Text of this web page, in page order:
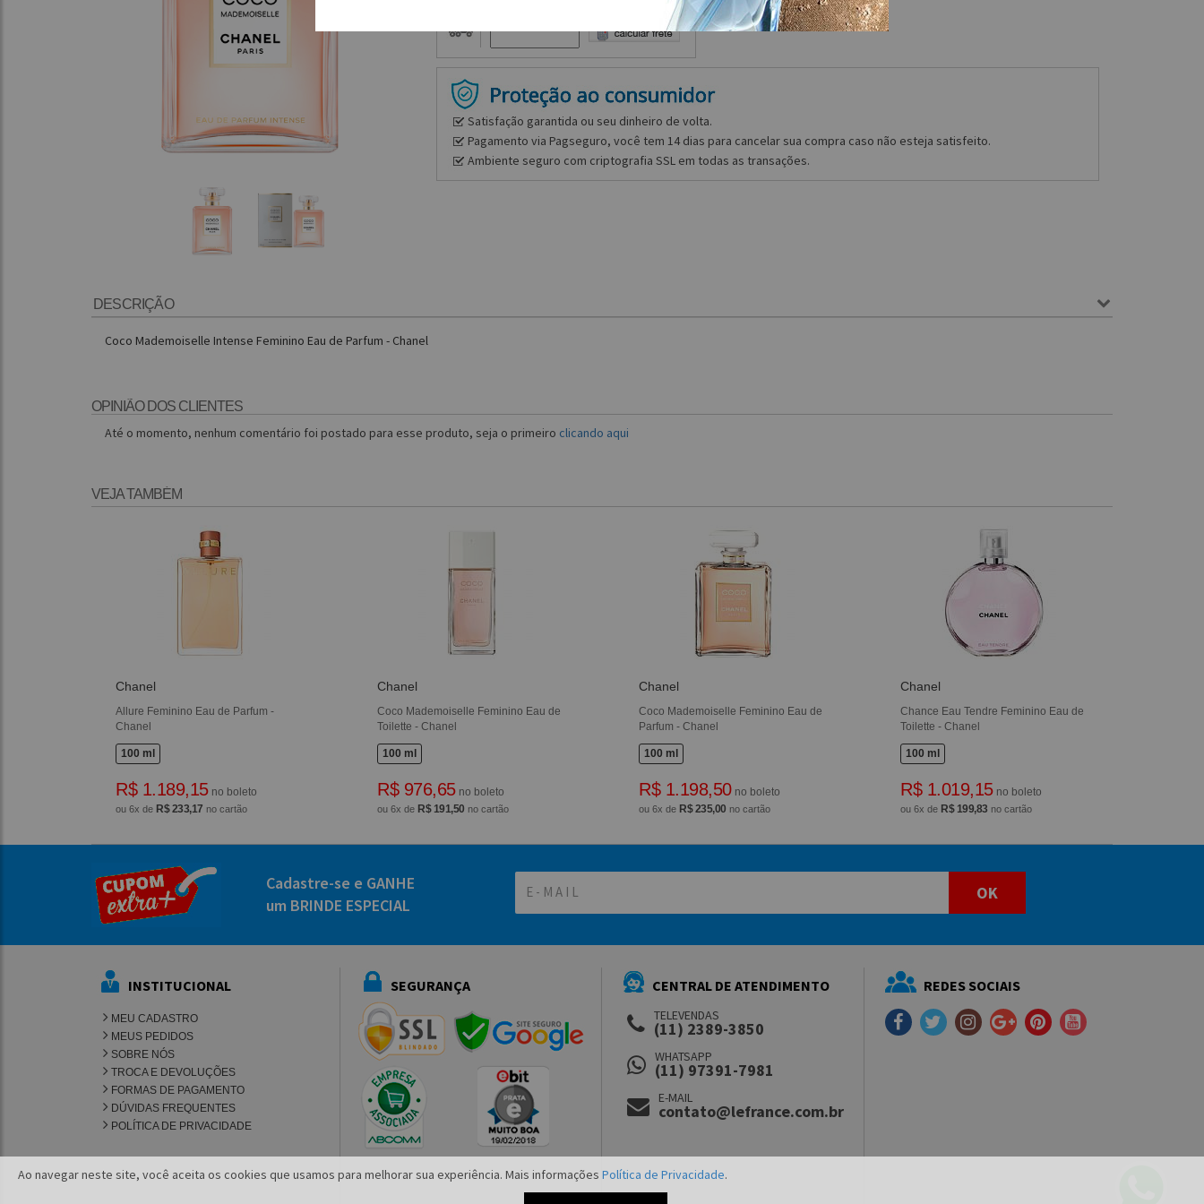
Ao navegar neste site, você aceita os cookies que usamos para melhorar sua experiência. Mais informações Política de Privacidade.
Satisfação garantida ou seu dinheiro de volta.
Pagamento via Pagseguro, você tem 14 dias para cancelar sua compra caso não esteja satisfeito.
Ambiente seguro com criptografia SSL em todas as transações.
DESCRIÇÃO
Coco Mademoiselle Intense Feminino Eau de Parfum - Chanel
OPINIÃO DOS CLIENTES
Até o momento, nenhum comentário foi postado para esse produto, seja o primeiro clicando aqui
VEJA TAMBÉM
Chanel
Allure Feminino Eau de Parfum -
Chanel
100 ml
R$ 1.189,15no boleto
ou 6x de R$ 233,17 no cartão
Chanel
Coco Mademoiselle Feminino Eau de
Toilette - Chanel
100 ml
R$ 976,65no boleto
ou 6x de R$ 191,50 no cartão
Chanel
Coco Mademoiselle Feminino Eau de
Parfum - Chanel
100 ml
R$ 1.198,50no boleto
ou 6x de R$ 235,00 no cartão
Chanel
Chance Eau Tendre Feminino Eau de
Toilette - Chanel
100 ml
R$ 1.019,15no boleto
ou 6x de R$ 199,83 no cartão
Cadastre-se e GANHE
um BRINDE ESPECIAL
OK
INSTITUCIONAL
MEU CADASTRO
MEUS PEDIDOS
SOBRE NÓS
TROCA E DEVOLUÇÕES
FORMAS DE PAGAMENTO
DÚVIDAS FREQUENTES
POLÍTICA DE PRIVACIDADE
SEGURANÇA CENTRAL DE ATENDIMENTO
TELEVENDAS
(11) 2389-3850
WHATSAPP
(11) 97391-7981
E-MAIL
contato@lefrance.com.br
REDES SOCIAIS